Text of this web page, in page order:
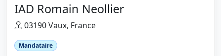
IAD Romain Neollier
03190 Vaux, France
Mandataire